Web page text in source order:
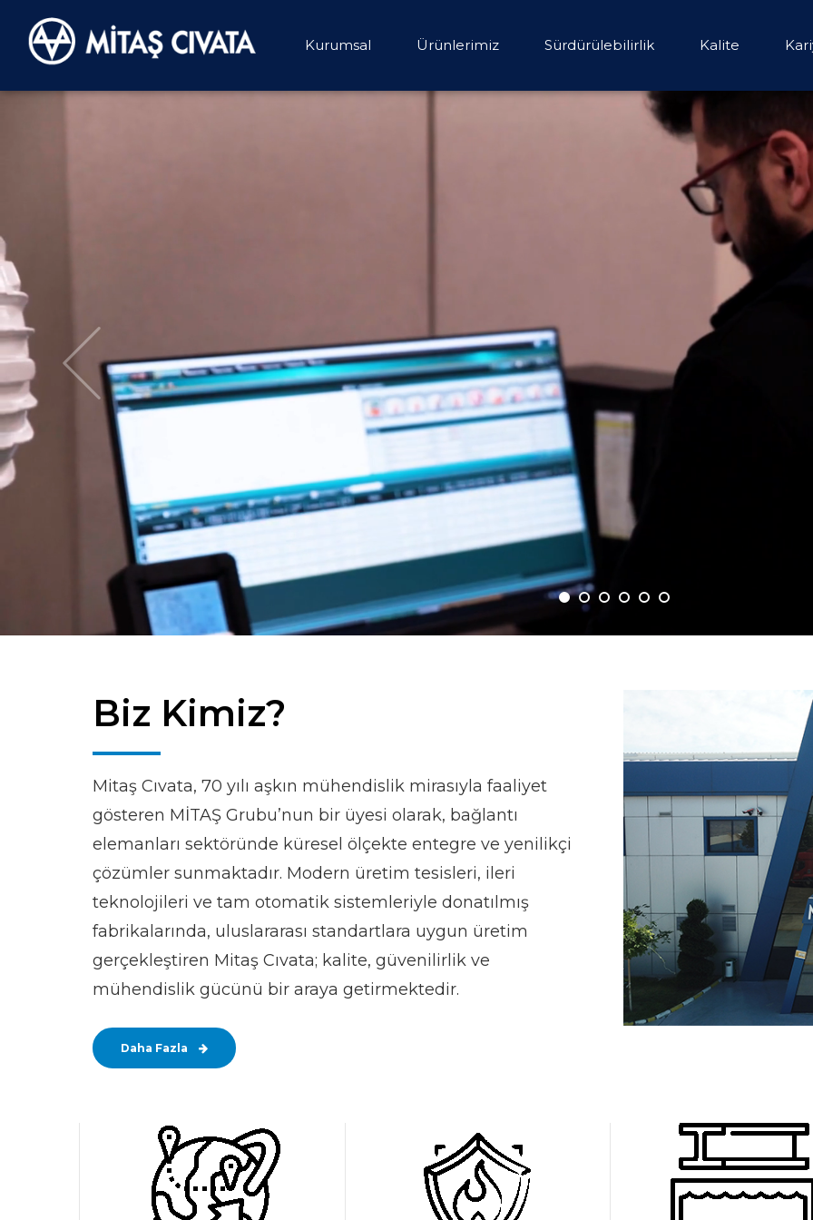
Kurumsal Ürünlerimiz Sürdürülebilirlik Kalite
Biz Kimiz?
Mitaş Cıvata, 70 yılı aşkın mühendislik mirasıyla faaliyet
gösteren MİTAŞ Grubu’nun bir üyesi olarak, bağlantı
elemanları sektöründe küresel ölçekte entegre ve yenilikçi
çözümler sunmaktadır. Modern üretim tesisleri, ileri
teknolojileri ve tam otomatik sistemleriyle donatılmış
fabrikalarında, uluslararası standartlara uygun üretim
gerçekleştiren Mitaş Cıvata; kalite, güvenilirlik ve
mühendislik gücünü bir araya getirmektedir.
Daha Fazla
1
2
0
1
1
2